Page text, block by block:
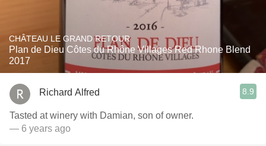
CHÂTEAU LE GRAND RETOUR
Plan de Dieu Côtes du Rhône Villages Red Rhone Blend
2017
Richard Alfred 8.9
Tasted at winery with Damian, son of owner.
— 6 years ago